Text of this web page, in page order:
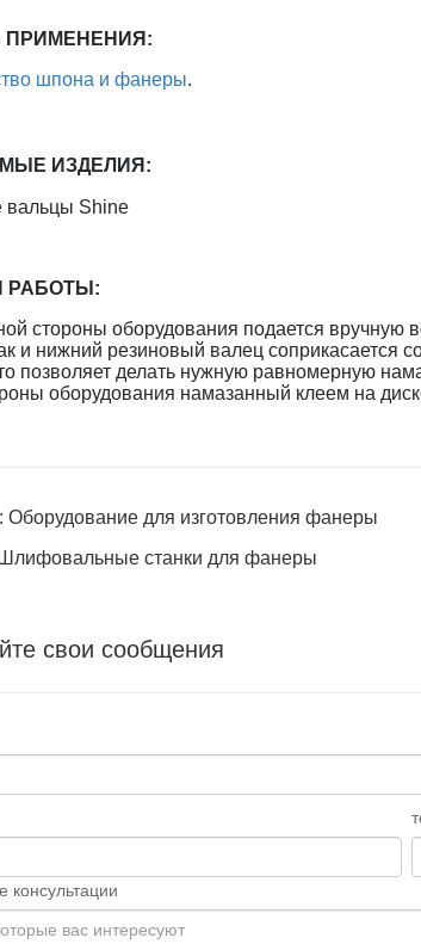
ПРИМЕНЕНИЯ:
шпона и фанеры.
ИЗДЕЛИЯ:
РАБОТЫ:
стороны оборудования подается
и нижний резиновый валец соприкасается
позволяет делать нужную равномерную
оборудования намазанный клеем на
для изготовления фанеры
станки для фанеры
свои сообщения
консультации